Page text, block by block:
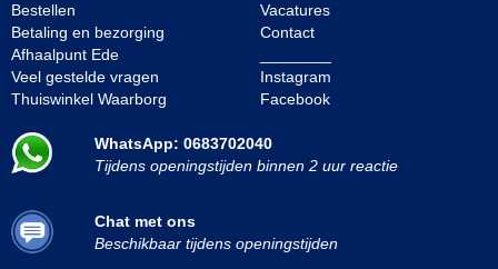
Bestellen
Betaling en bezorging
Afhaalpunt Ede
Veel gestelde vragen
Thuiswinkel Waarborg
Vacatures
Contact
Instagram
Facebook
WhatsApp: 0683702040
Tijdens openingstijden binnen 2 uur reactie
Chat met ons
Beschikbaar tijdens openingstijden